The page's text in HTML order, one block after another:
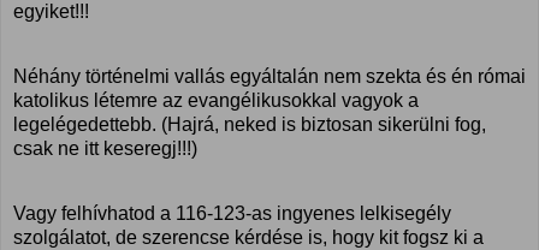
egyiket!!!
Néhány történelmi vallás egyáltalán nem szekta és én római
katolikus létemre az evangélikusokkal vagyok a
legelégedettebb. (Hajrá, neked is biztosan sikerülni fog,
csak ne itt keseregj!!!)
Vagy felhívhatod a 116-123-as ingyenes lelkisegély
szolgálatot, de szerencse kérdése is, hogy kit fogsz ki a